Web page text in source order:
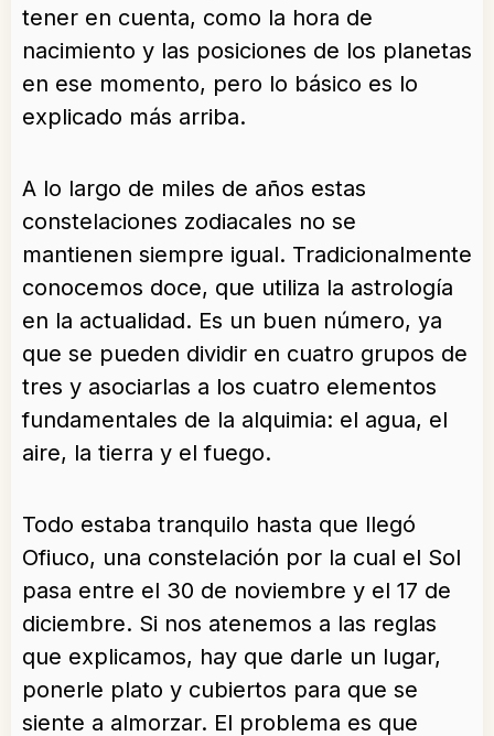
tener en cuenta, como la hora de
nacimiento y las posiciones de los planetas
en ese momento, pero lo básico es lo
explicado más arriba.
A lo largo de miles de años estas
constelaciones zodiacales no se
mantienen siempre igual. Tradicionalmente
conocemos doce, que utiliza la astrología
en la actualidad. Es un buen número, ya
que se pueden dividir en cuatro grupos de
tres y asociarlas a los cuatro elementos
fundamentales de la alquimia: el agua, el
aire, la tierra y el fuego.
Todo estaba tranquilo hasta que llegó
Ofiuco, una constelación por la cual el Sol
pasa entre el 30 de noviembre y el 17 de
diciembre. Si nos atenemos a las reglas
que explicamos, hay que darle un lugar,
ponerle plato y cubiertos para que se
siente a almorzar. El problema es que